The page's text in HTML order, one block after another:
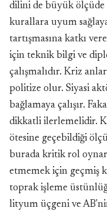
dilini de büyük ölçüde
kurallara uyum
tartışmasına katkı
için teknik bilgi ve
çalışmalıdır. Kriz
politize olur. Siyasi
bağlamaya çalışır.
dikkatli ilerlemelidir.
ötesine geçebildiği
burada kritik rol
etmemek için geçmiş
toprak işleme
lityum üçgeni ve